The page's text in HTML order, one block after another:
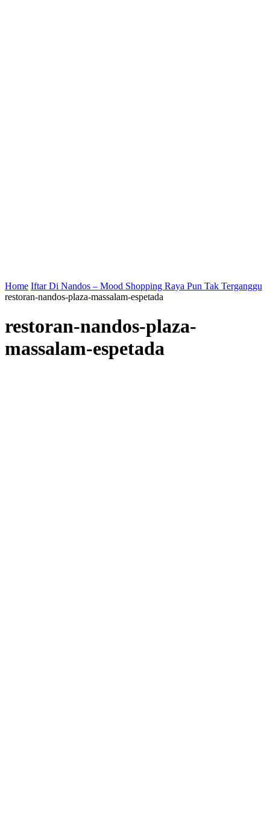
Home Iftar Di Nandos – Mood Shopping Raya Pun Tak Terganggu
restoran-nandos-plaza-massalam-espetada
restoran-nandos-plaza-
massalam-espetada